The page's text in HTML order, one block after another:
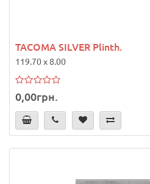
TACOMA SILVER Plinth.
119.70 x 8.00
0,00грн.